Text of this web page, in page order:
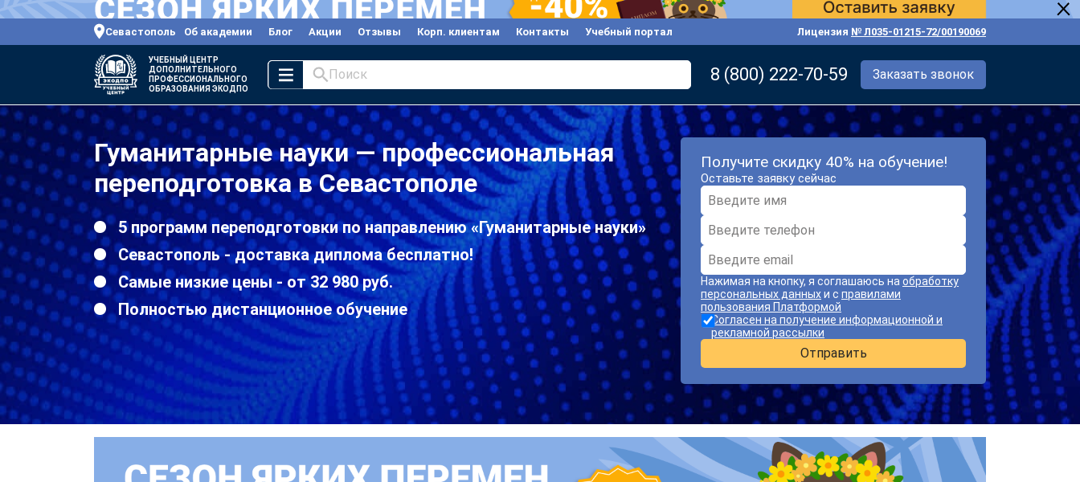
Севастополь Об академии Блог Акции Отзывы Корп. клиентам Контакты Учебный портал Лицензия № Л035-01215-72/00190069
УЧЕБНЫЙ ЦЕНТР
ДОПОЛНИТЕЛЬНОГО
ПРОФЕССИОНАЛЬНОГО
ОБРАЗОВАНИЯ ЭКОДПО
Поиск 8 (800) 222-70-59 Заказать звонок
Гуманитарные науки — профессиональная
переподготовка в Севастополе
5 программ переподготовки по направлению «Гуманитарные науки»
Севастополь - доставка диплома бесплатно!
Самые низкие цены - от 32 980 руб.
Полностью дистанционное обучение
Получите скидку 40% на обучение!
Оставьте заявку сейчас
Нажимая на кнопку, я соглашаюсь на обработку
персональных данныхи с правилами
пользования Платформой
Согласен на получение информационной и
рекламной рассылки
Отправить